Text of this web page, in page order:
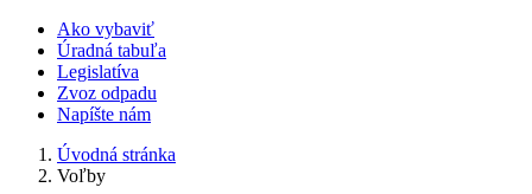
Ako vybaviť
Úradná tabuľa
Legislatíva
Zvoz odpadu
Napíšte nám
Úvodná stránka
Voľby